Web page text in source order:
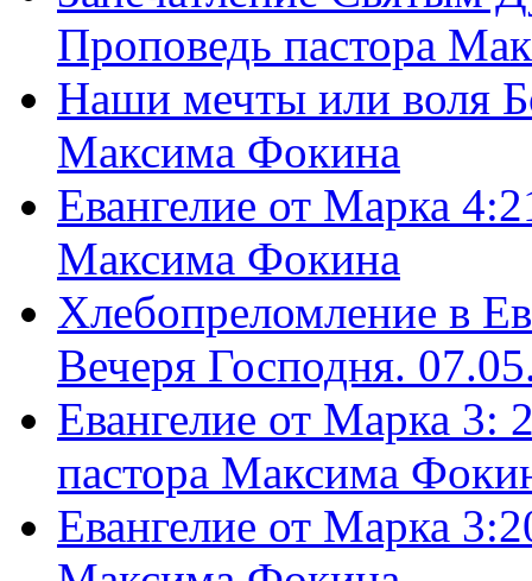
Проповедь пастора
Наши мечты или воля
Максима Фокина
Евангелие от Марка
Максима Фокина
Хлебопреломление в
Вечеря Господня.
Евангелие от Марка 3:
пастора Максима
Евангелие от Марка